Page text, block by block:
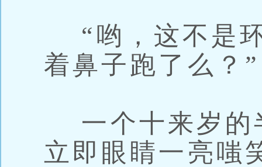
“哟，这不是
着鼻子跑了么？”
一个十来岁的
立即眼睛一亮嗤